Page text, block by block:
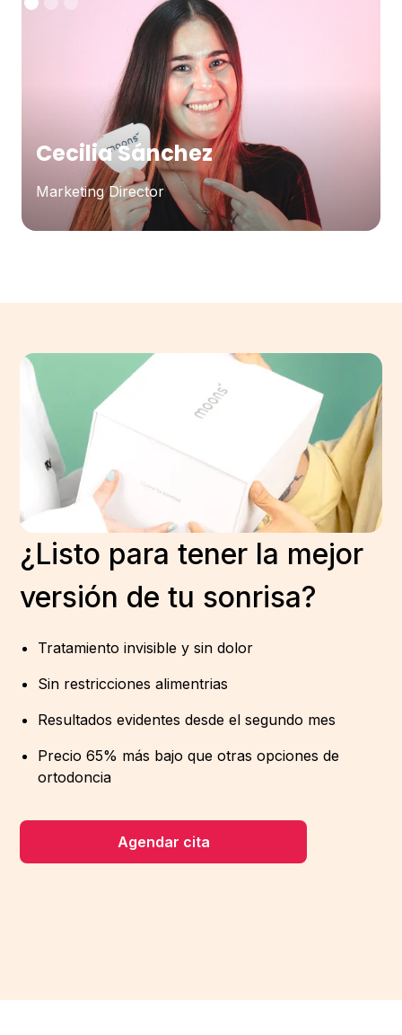
Cecilia Sánchez
Marketing Director
¿Listo para tener la mejor
versión de tu sonrisa?
Tratamiento invisible y sin dolor
Sin restricciones alimentrias
Resultados evidentes desde el segundo mes
Precio 65% más bajo que otras opciones de
ortodoncia
Agendar cita